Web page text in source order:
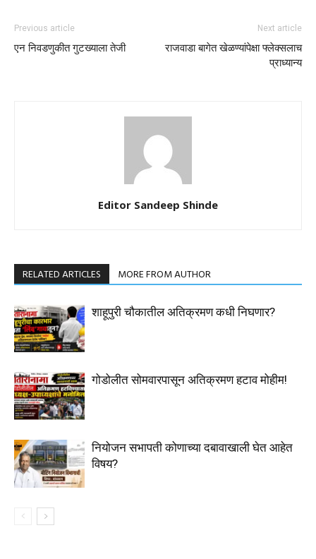
Previous article
एन निवडणुकीत गुटख्याला तेजी
Next article
राजवाडा बागेत खेळण्यांपेक्षा फ्लेक्सलाच
प्राध्यान्य
Editor Sandeep Shinde
RELATED ARTICLES MORE FROM AUTHOR
शाहूपुरी चौकातील अतिक्रमण कधी निघणार?
गोडोलीत सोमवारपासून अतिक्रमण हटाव मोहीम!
नियोजन सभापती कोणाच्या दबावाखाली घेत आहेत
विषय?